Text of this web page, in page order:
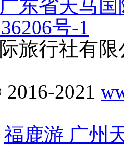
广东省天马
号-1
旅行社有
2021
福鹿游 广州